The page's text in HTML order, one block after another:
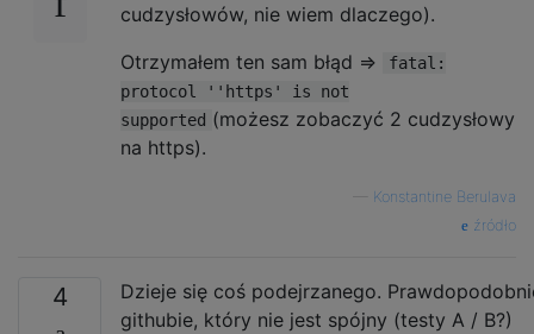
cudzysłowów, nie wiem dlaczego).
Otrzymałem ten sam błąd =>
fatal:
protocol ''https' is not
supported (możesz zobaczyć 2 cudzysłowy
na https).
Konstantine Berulava
źródło
4
Dzieje się coś podejrzanego.
githubie, który nie jest spójny (testy A / B?)